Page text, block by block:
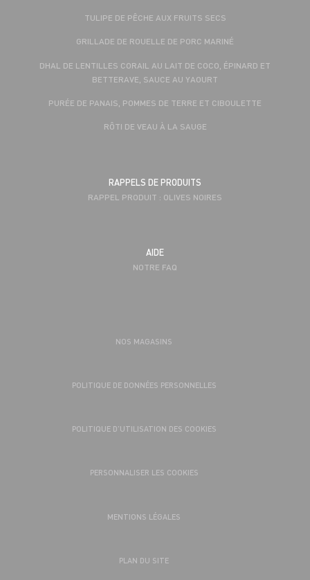
TULIPE DE PÊCHE AUX FRUITS SECS
GRILLADE DE ROUELLE DE PORC MARINÉ
DHAL DE LENTILLES CORAIL AU LAIT DE COCO, ÉPINARD ET
BETTERAVE, SAUCE AU YAOURT
PURÉE DE PANAIS, POMMES DE TERRE ET CIBOULETTE
RÔTI DE VEAU À LA SAUGE
RAPPELS DE PRODUITS
RAPPEL PRODUIT : OLIVES NOIRES
AIDE
NOTRE FAQ
NOS MAGASINS
POLITIQUE DE DONNÉES PERSONNELLES
POLITIQUE D’UTILISATION DES COOKIES
PERSONNALISER LES COOKIES
MENTIONS LÉGALES
PLAN DU SITE